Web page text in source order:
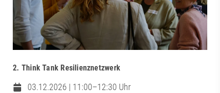
2. Think Tank Resilienznetzwerk
03.12.2026 | 11:00–12:30 Uhr